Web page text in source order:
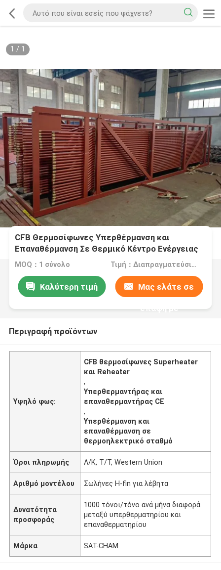
1 / 1
CFB Θερμοσίφωνες Υπερθέρμανση και
Επαναθέρμανση Σε Θερμικό Κέντρο Ενέργειας
CE
MOQ：1 σύνολο Τιμή：Διαπραγματεύσιμα
Καλύτερη τιμή Μας ελάτε σε
επαφή με
Περιγραφή προϊόντων
Υψηλό φως:
CFB θερμοσίφωνες Superheater
και Reheater
,
Υπερθερμαντήρας και
επαναθερμαντήρας CE
,
Υπερθέρμανση και
επαναθέρμανση σε
θερμοηλεκτρικό σταθμό
Όροι πληρωμής Λ/Κ, Τ/Τ, Western Union
Αριθμό μοντέλου Σωλήνες H-fin για λέβητα
Δυνατότητα
προσφοράς
1000 τόνοι/τόνο ανά μήνα διαφορά
μεταξύ υπερθερματηρίου και
επαναθερματηρίου
Μάρκα SAT-CHAM